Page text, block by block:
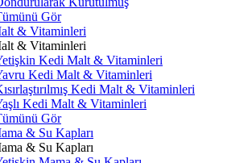
Gör
& Vitaminleri
& Vitaminleri
Kedi Malt & Vitaminleri
Kedi Malt & Vitaminleri
Kedi Malt & Vitaminleri
Kedi Malt & Vitaminleri
Gör
& Su Kapları
& Su Kapları